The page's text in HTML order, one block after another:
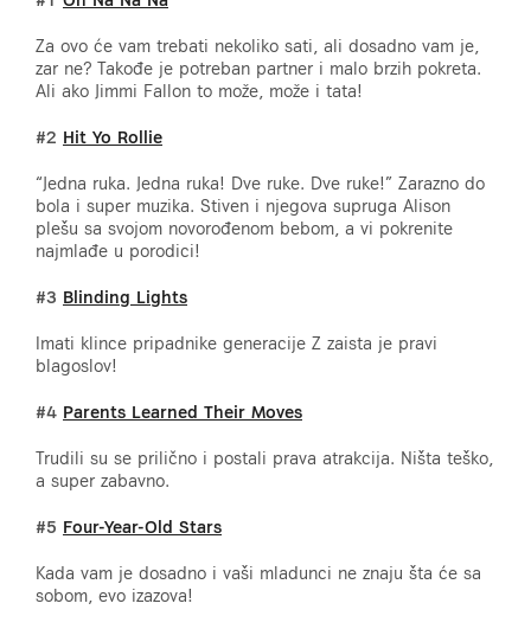
Za ovo će vam trebati nekoliko sati, ali dosadno vam je,
zar ne? Takođe je potreban partner i malo brzih pokreta.
Ali ako Jimmi Fallon to može, može i tata!
#2 Hit Yo Rollie
“Jedna ruka. Jedna ruka! Dve ruke. Dve ruke!” Zarazno do
bola i super muzika. Stiven i njegova supruga Alison
plešu sa svojom novorođenom bebom, a vi pokrenite
najmlađe u porodici!
#3 Blinding Lights
Imati klince pripadnike generacije Z zaista je pravi
blagoslov!
#4 Parents Learned Their Moves
Trudili su se prilično i postali prava atrakcija. Ništa teško,
a super zabavno.
#5 Four-Year-Old Stars
Kada vam je dosadno i vaši mladunci ne znaju šta će sa
sobom, evo izazova!